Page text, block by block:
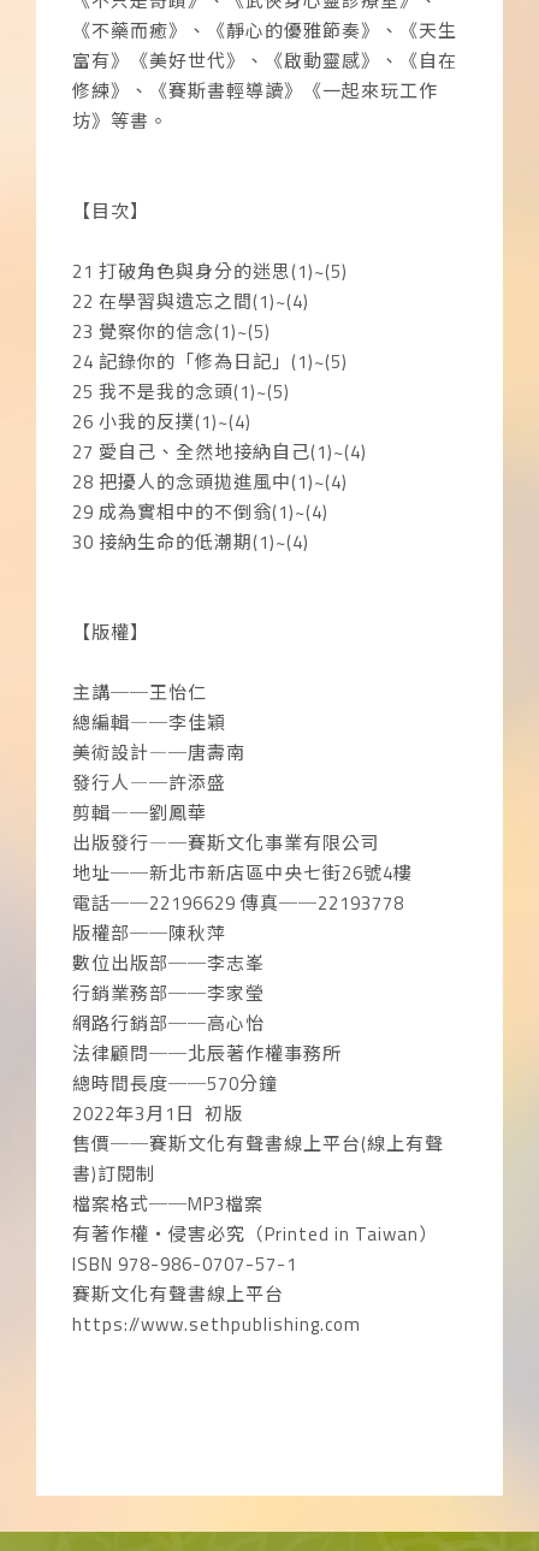
《不藥而癒》、《靜心的優雅節奏》、《天生
富有》《美好世代》、《啟動靈感》、《自在
修練》、《賽斯書輕導讀》《一起來玩工作
坊》等書。
【目次】
21 打破角色與身分的迷思(1)~(5)
22 在學習與遺忘之間(1)~(4)
23 覺察你的信念(1)~(5)
24 記錄你的「修為日記」(1)~(5)
25 我不是我的念頭(1)~(5)
26 小我的反撲(1)~(4)
27 愛自己、全然地接納自己(1)~(4)
28 把擾人的念頭拋進風中(1)~(4)
29 成為實相中的不倒翁(1)~(4)
30 接納生命的低潮期(1)~(4)
【版權】
主講──王怡仁
總編輯―─李佳穎
美術設計―─唐壽南
發行人―─許添盛
剪輯―─劉鳳華
出版發行―─賽斯文化事業有限公司
地址──新北市新店區中央七街26號4樓
電話──22196629 傳真──22193778
版權部──陳秋萍
數位出版部──李志峯
行銷業務部──李家瑩
網路行銷部──高心怡
法律顧問──北辰著作權事務所
總時間長度──570分鐘
2022年3月1日 初版
售價──賽斯文化有聲書線上平台(線上有聲
書)訂閱制
檔案格式──MP3檔案
有著作權‧侵害必究（Printed in Taiwan）
ISBN 978-986-0707-57-1
賽斯文化有聲書線上平台
https://www.sethpublishing.com